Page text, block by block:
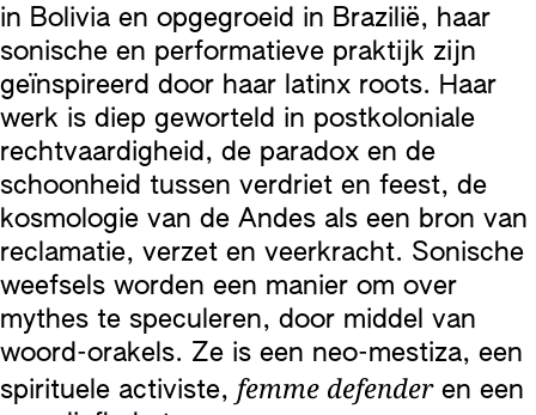
in Bolivia en opgegroeid in Brazilië, haar
sonische en performatieve praktijk zijn
geïnspireerd door haar latinx roots. Haar
werk is diep geworteld in postkoloniale
rechtvaardigheid, de paradox en de
schoonheid tussen verdriet en feest, de
kosmologie van de Andes als een bron van
reclamatie, verzet en veerkracht. Sonische
weefsels worden een manier om over
mythes te speculeren, door middel van
woord-orakels. Ze is een neo-mestiza, een
spirituele activiste, femme defenderen een